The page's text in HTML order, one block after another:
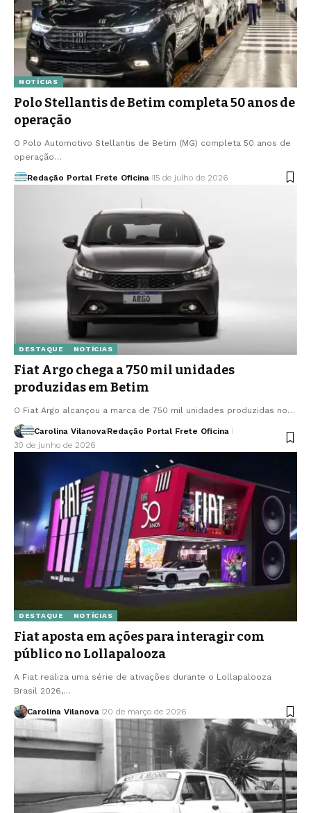
NOTÍCIAS
Polo Stellantis de Betim completa 50 anos de
operação
O Polo Automotivo Stellantis de Betim (MG) completa 50 anos de
operação…
Redação Portal Frete Oficina 15 de julho de 2026
DESTAQUE NOTÍCIAS
Fiat Argo chega a 750 mil unidades
produzidas em Betim
O Fiat Argo alcançou a marca de 750 mil unidades produzidas no…
Carolina VilanovaRedação Portal Frete Oficina
30 de junho de 2026
DESTAQUE NOTÍCIAS
Fiat aposta em ações para interagir com
público no Lollapalooza
A Fiat realiza uma série de ativações durante o Lollapalooza
Brasil 2026,…
Carolina Vilanova 20 de março de 2026